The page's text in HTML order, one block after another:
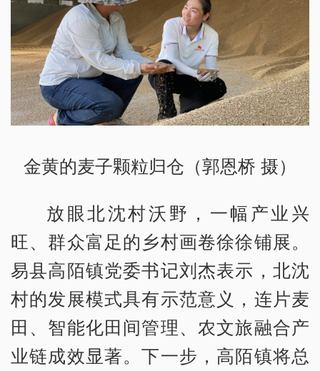
金黄的麦子颗粒归仓（郭恩桥 摄）
放眼北沈村沃野，一幅产业兴
旺、群众富足的乡村画卷徐徐铺展。
易县高陌镇党委书记刘杰表示，北沈
村的发展模式具有示范意义，连片麦
田、智能化田间管理、农文旅融合产
业链成效显著。下一步，高陌镇将总